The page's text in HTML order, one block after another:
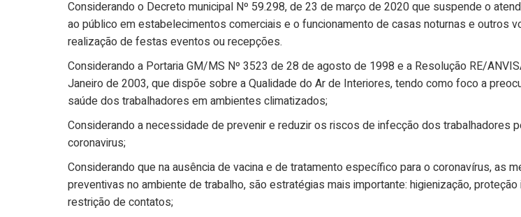
Considerando o Decreto municipal Nº 59.298, de 23 de março de 2020 que suspende o
ao público em estabelecimentos comerciais e o funcionamento de casas noturnas e outros
realização de festas eventos ou recepções.
Considerando a Portaria GM/MS Nº 3523 de 28 de agosto de 1998 e a Resolução RE/
Janeiro de 2003, que dispõe sobre a Qualidade do Ar de Interiores, tendo como foco a
saúde dos trabalhadores em ambientes climatizados;
Considerando a necessidade de prevenir e reduzir os riscos de infecção dos trabalhadores
coronavirus;
Considerando que na ausência de vacina e de tratamento específico para o coronavírus, as
preventivas no ambiente de trabalho, são estratégias mais importante: higienização, proteção
restrição de contatos;